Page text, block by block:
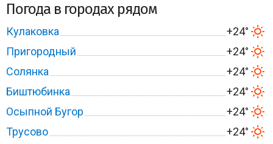
Погода в городах рядом
Кулаковка
+24°
Пригородный
+24°
Солянка
+24°
Биштюбинка
+24°
Осыпной Бугор
+24°
Трусово
+24°